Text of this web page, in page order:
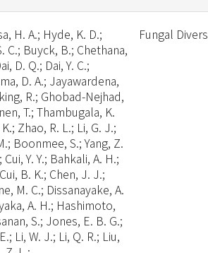
H. A.; Hyde, K. D.;
C.; Buyck, B.; Chethana,
D. Q.; Dai, Y. C.;
D. A.; Jayawardena,
R.; Ghobad-Nejhad,
T.; Thambugala, K.
Zhao, R. L.; Li, G. J.;
Boonmee, S.; Yang, Z.
Cui, Y. Y.; Bahkali, A. H.;
B. K.; Chen, J. J.;
M. C.; Dissanayake, A.
A. H.; Hashimoto,
S.; Jones, E. B. G.;
Li, W. J.; Li, Q. R.; Liu,
Fungal